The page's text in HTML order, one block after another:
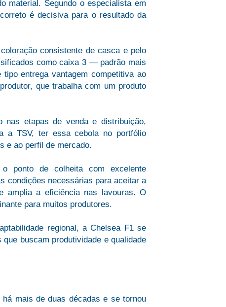
material. Segundo o especialista em
é decisiva para o resultado da
consistente de casca e pelo
como caixa 3 — padrão mais
entrega vantagem competitiva ao
que trabalha com um produto
nas etapas de venda e distribuição,
a TSV, ter essa cebola no portfólio
e ao perfil de mercado.
ponto de colheita com excelente
condições necessárias para aceitar a
amplia a eficiência nas lavouras. O
para muitos produtores.
regional, a Chelsea F1 se
buscam produtividade e qualidade
mais de duas décadas e se tornou